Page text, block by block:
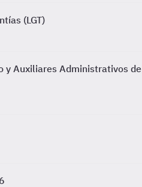
(LGT)
y Auxiliares Administrativos de